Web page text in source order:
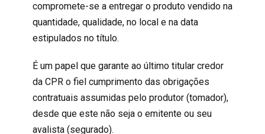
compromete-se a entregar o produto vendido na
quantidade, qualidade, no local e na data
estipulados no título.
É um papel que garante ao último titular credor
da CPR o fiel cumprimento das obrigações
contratuais assumidas pelo produtor (tomador),
desde que este não seja o emitente ou seu
avalista (segurado).